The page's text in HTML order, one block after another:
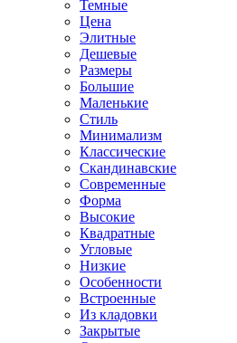
Темные
Цена
Элитные
Дешевые
Размеры
Большие
Маленькие
Стиль
Минимализм
Классические
Скандинавские
Современные
Форма
Высокие
Квадратные
Угловые
Низкие
Особенности
Встроенные
Из кладовки
Закрытые